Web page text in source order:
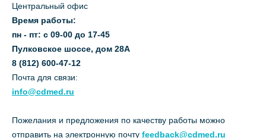
Центральный офис
Время работы:
пн - пт: с 09-00 до 17-45
Пулковское шоссе, дом 28А
8 (812) 600-47-12
Почта для связи:
info@cdmed.ru
Пожелания и предложения по качеству работы можно
отправить на электронную почту feedback@cdmed.ru